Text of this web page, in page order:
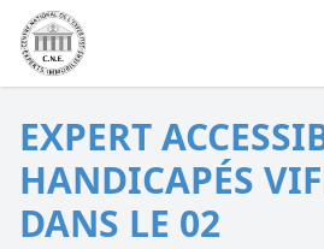
EXPERT
HANDICAPÉS
DANS LE 02